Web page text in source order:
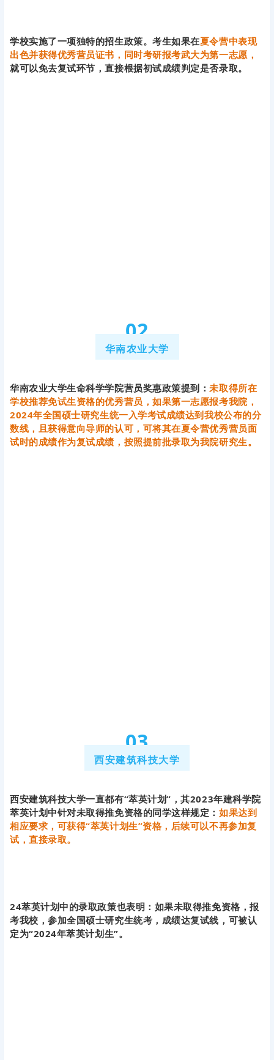
学校实施了一项独特的招生政策。考生如果在夏令营中表现
出色并获得优秀营员证书，同时考研报考武大为第一志愿，
就可以免去复试环节，直接根据初试成绩判定是否录取。
02
华南农业大学
华南农业大学生命科学学院营员奖惠政策提到：未取得所在
学校推荐免试生资格的优秀营员，如果第一志愿报考我院，
2024年全国硕士研究生统一入学考试成绩达到我校公布的分
数线，且获得意向导师的认可，可将其在夏令营优秀营员面
试时的成绩作为复试成绩，按照提前批录取为我院研究生。
03
西安建筑科技大学
西安建筑科技大学一直都有“萃英计划”，其2023年建科学院
萃英计划中针对未取得推免资格的同学这样规定： 如果达到
相应要求，可获得“萃英计划生”资格，后续可以不再参加复
试，直接录取。
24萃英计划中的录取政策也表明：如果未取得推免资格，报
考我校，参加全国硕士研究生统考，成绩达复试线，可被认
定为“2024年萃英计划生”。